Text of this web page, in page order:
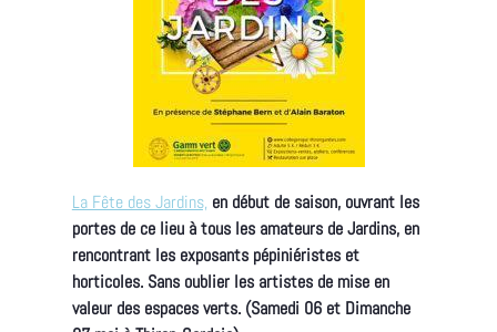
La Fête des Jardins, en début de saison, ouvrant les
portes de ce lieu à tous les amateurs de Jardins, en
rencontrant les exposants pépiniéristes et
horticoles. Sans oublier les artistes de mise en
valeur des espaces verts. (Samedi 06 et Dimanche